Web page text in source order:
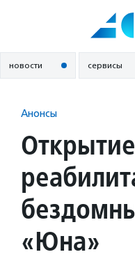
новости сервисы
Анонсы
«Юна»